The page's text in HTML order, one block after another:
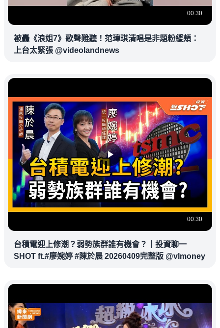
00:30
被轟《浪姐7》歌聲難聽！范瑋琪清唱是非題粉緩頰：
上台太緊張 @videolandnews
00:30
台積電迎上修潮？弱勢族群誰有機會？｜投資聊一
SHOT ft.#廖婉婷 #陳於晨 20260409完整版 @vlmoney